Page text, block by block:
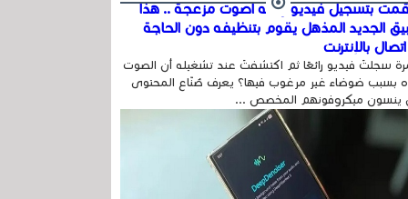
بتسجيل فيديو وفيه أصوت مزعجة .. هذا
الجديد المذهل يقوم بتنظيفه دون الحاجة
بالإنترنت
سجلتَ فيديو رائعًا ثم اكتشفتَ عند تشغيله أن الصوت
بسبب ضوضاء غير مرغوب فيها؟ يعرف صُنّاع المحتوى
ينسون ميكروفونهم المخصص ...